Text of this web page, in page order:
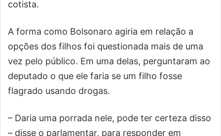
cotista.
A forma como Bolsonaro agiria em relação a
opções dos filhos foi questionada mais de uma
vez pelo público. Em uma delas, perguntaram ao
deputado o que ele faria se um filho fosse
flagrado usando drogas.
– Daria uma porrada nele, pode ter certeza disso
– disse o parlamentar, para responder em